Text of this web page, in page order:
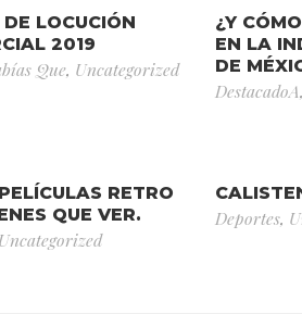
DE LOCUCIÓN
2019
Que, Uncategorized
¿Y
EN LA
DE
DestacadoA,
RETRO
QUE VER.
Uncategorized
Deportes,